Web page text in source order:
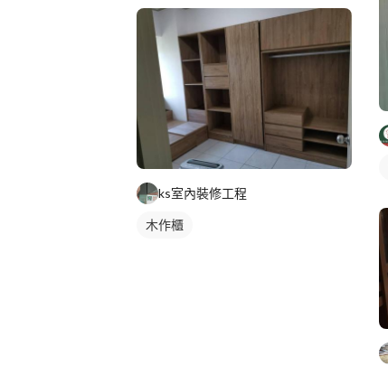
ks室內裝修工程
木作櫃